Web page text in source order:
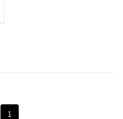
1